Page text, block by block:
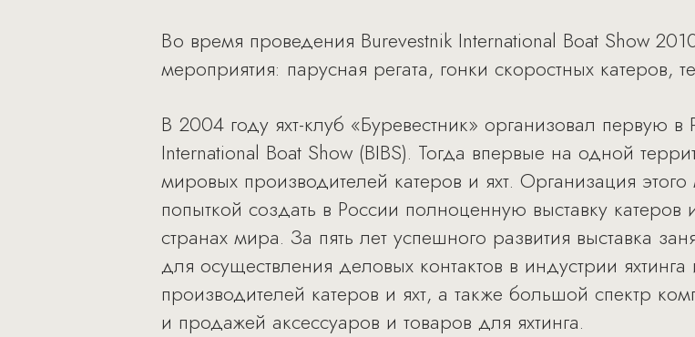
Во время проведения Burevestnik International Boat Show
мероприятия: парусная регата, гонки скоростных катеров,
В 2004 году яхт-клуб «Буревестник» организовал первую в
International Boat Show (BIBS). Тогда впервые на одной
мировых производителей катеров и яхт. Организация
попыткой создать в России полноценную выставку
странах мира. За пять лет успешного развития выставка
для осуществления деловых контактов в индустрии
производителей катеров и яхт, а также большой спектр
и продажей аксессуаров и товаров для яхтинга.